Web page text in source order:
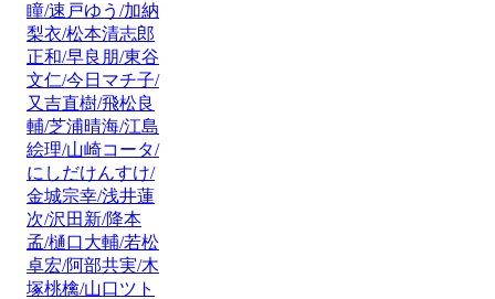
瞳/速戸ゆう/加納
梨衣/松本清志郎
正和/早良朋/東谷
文仁/今日マチ子/
又吉直樹/飛松良
輔/芝浦晴海/江島
絵理/山崎コータ/
にしだけんすけ/
金城宗幸/浅井蓮
次/沢田新/降本
孟/樋口大輔/若松
卓宏/阿部共実/木
塚桃檎/山口ツト